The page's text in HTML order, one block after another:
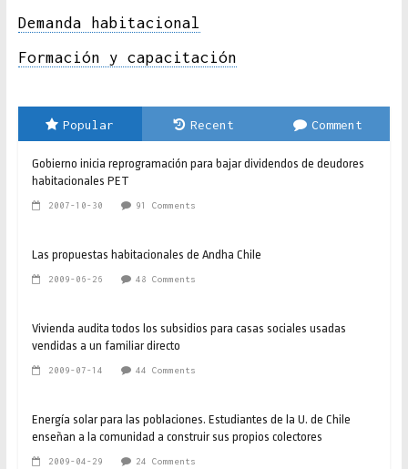
Demanda habitacional
Formación y capacitación
Popular Recent Comment
Gobierno inicia reprogramación para bajar dividendos de deudores
habitacionales PET
2007-10-30 91 Comments
Las propuestas habitacionales de Andha Chile
2009-06-26 48 Comments
Vivienda audita todos los subsidios para casas sociales usadas
vendidas a un familiar directo
2009-07-14 44 Comments
Energía solar para las poblaciones. Estudiantes de la U. de Chile
enseñan a la comunidad a construir sus propios colectores
2009-04-29 24 Comments